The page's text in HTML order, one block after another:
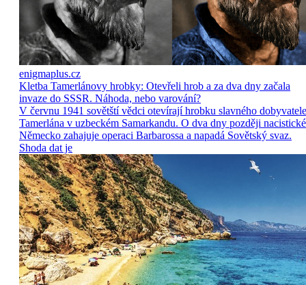
enigmaplus.cz
Kletba Tamerlánovy hrobky: Otevřeli hrob a za dva dny začala
invaze do SSSR. Náhoda, nebo varování?
V červnu 1941 sovětští vědci otevírají hrobku slavného dobyvatele
Tamerlána v uzbeckém Samarkandu. O dva dny později nacistické
Německo zahajuje operaci Barbarossa a napadá Sovětský svaz.
Shoda dat je